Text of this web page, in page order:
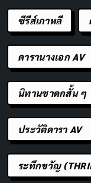
คาดเดาจุดหักมุมใ
มันยังคงน่าตื่นเต้น
ที่จะร่วมเดินทางไ
Jujutsu Kaisenซี
เห็นว่าทำไมอนิเม
เรื่องที่เข้มข้น ตัวล
MAPPAซีซั่นนี้มีทุก
ใครที่ยังไม่ได้ดู รีบ
มาแชร์ความคิดเห็
ซีรีส์เกาหลี
ดารานางเอก AV
นิทานชาดกสั้น ๆ
ประวัติดารา AV
ระทึกขวัญ